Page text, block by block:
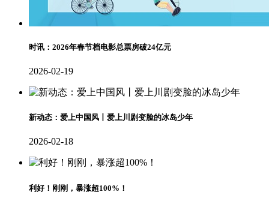
时讯：2026年春节档电影总票房破24亿元
2026-02-19
新动态：爱上中国风丨爱上川剧变脸的冰岛少年
2026-02-18
利好！刚刚，暴涨超100%！